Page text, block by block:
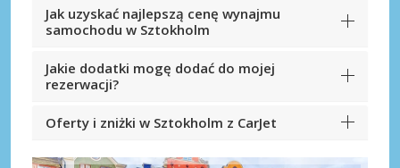
Jak uzyskać najlepszą cenę wynajmu
samochodu w Sztokholm
Jakie dodatki mogę dodać do mojej
rezerwacji?
Oferty i zniżki w Sztokholm z CarJet